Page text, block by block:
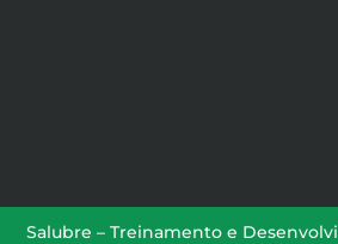
Salubre – Treinamento e